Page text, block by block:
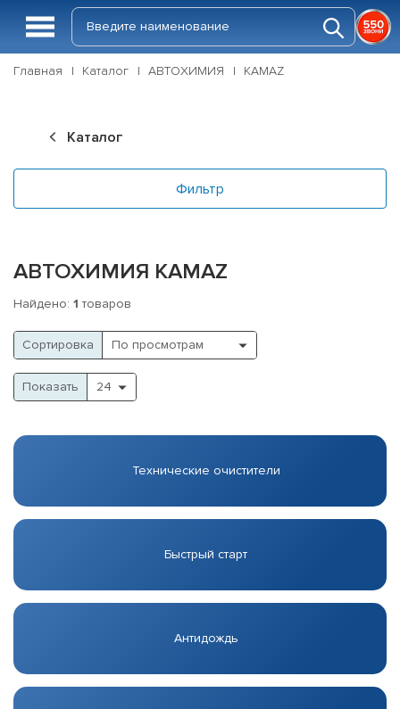
Главная Каталог АВТОХИМИЯ KAMAZ
Каталог
Фильтр
АВТОХИМИЯ KAMAZ
Найдено: 1 товаров
Cортировка
Показать
Технические очистители
Быстрый старт
Антидождь